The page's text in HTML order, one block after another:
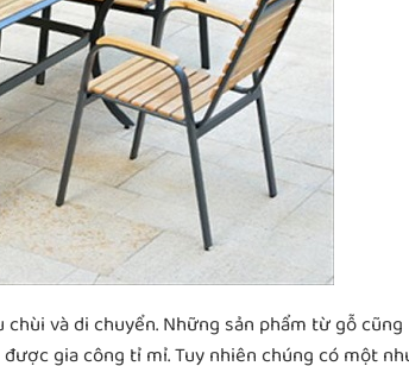
và di chuyển. Những sản phẩm từ gỗ
gia công tỉ mỉ. Tuy nhiên chúng có một